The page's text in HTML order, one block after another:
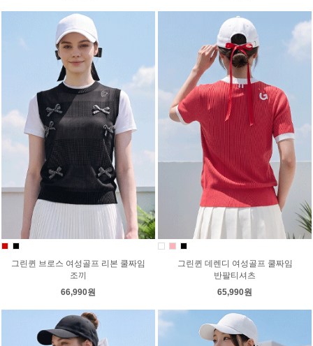
그린퀸 브로스 여성골프 리본 쿨짜임
조끼
66,990원
그린퀸 데렌디 여성골프 쿨짜임
반팔티셔츠
65,990원